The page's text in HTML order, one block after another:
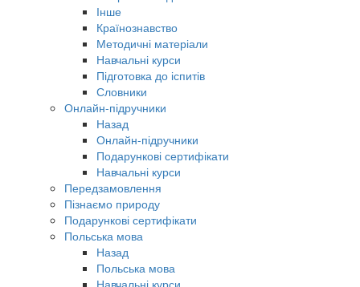
Інше
Країнознавство
Методичні матеріали
Навчальні курси
Підготовка до іспитів
Словники
Онлайн-підручники
Назад
Онлайн-підручники
Подарункові сертифікати
Навчальні курси
Передзамовлення
Пізнаємо природу
Подарункові сертифікати
Польська мова
Назад
Польська мова
Навчальні курси